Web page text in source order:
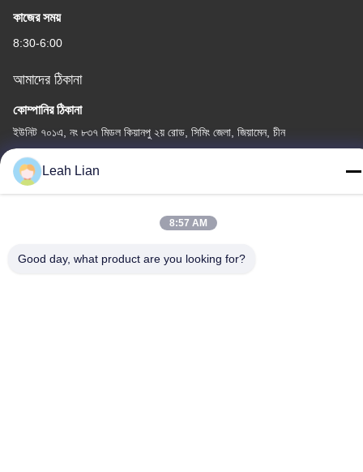
কাজের সময়
8:30-6:00
আমাদের ঠিকানা
কোম্পানির ঠিকানা
ইউনিট ৭০১এ, নং ৮৩৭ মিডল কিয়ানপু ২য় রোড, সিমিং জেলা, জিয়ামেন, চীন
কারখানার ঠিকানা
নং ৭২, ইয়ংজুন রোড, উফেন গ্রাম, চংউউ টাউন, কোয়ানঝু, ফুজিয়ান, চীন
Leah Lian
8:57 AM
Good day, what product are you looking for?